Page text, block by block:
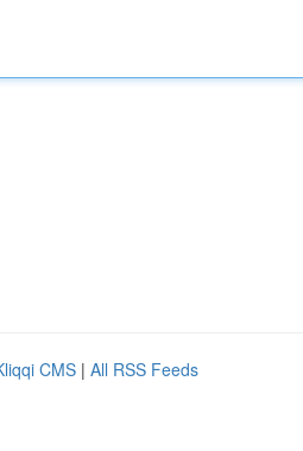
CMS | All RSS Feeds